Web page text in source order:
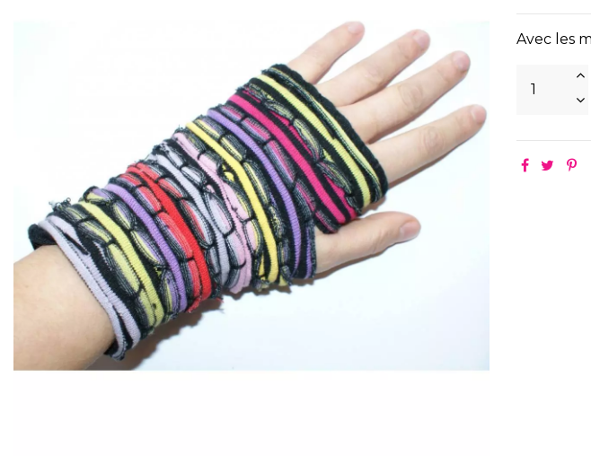
Avec les